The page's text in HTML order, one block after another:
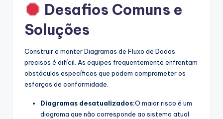
Desafios Comuns e
Soluções
Construir e manter Diagramas de Fluxo de Dados
precisos é difícil. As equipes frequentemente enfrentam
obstáculos específicos que podem comprometer os
esforços de conformidade.
Diagramas desatualizados:O maior risco é um
diagrama que não corresponde ao sistema atual.